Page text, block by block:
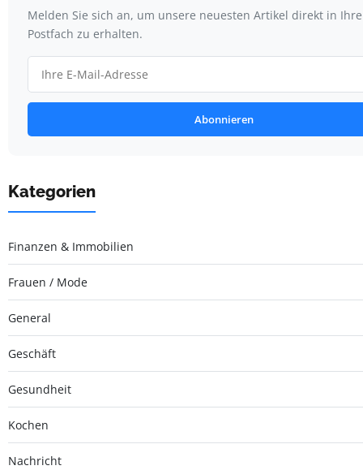
Melden Sie sich an, um unsere neuesten Artikel direkt in
Postfach zu erhalten.
Abonnieren
Kategorien
Finanzen & Immobilien
Frauen / Mode
General
Geschäft
Gesundheit
Kochen
Nachricht